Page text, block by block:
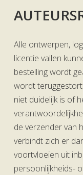
Alle ontwerpen,
licentie vallen
bestelling wordt
wordt
niet duidelijk is of
de verzender van
verbindt zich er
voortvloeien uit
persoonlijkheids-